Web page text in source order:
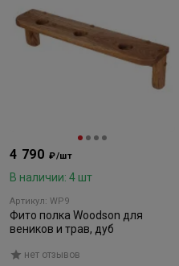
4 790 ₽/шт
В наличии: 4 шт
Артикул: WP9
Фито полка Woodson для
веников и трав, дуб
нет отзывов